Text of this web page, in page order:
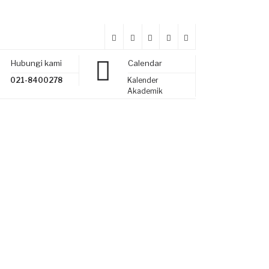
Hubungi kami
021-8400278
Calendar
Kalender
Akademik